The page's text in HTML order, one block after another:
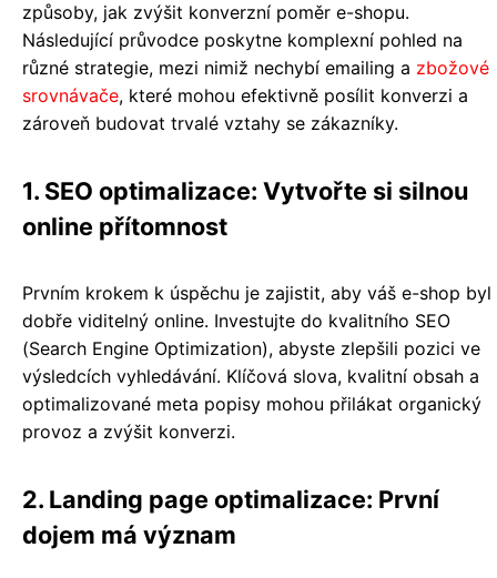
způsoby, jak zvýšit konverzní poměr e-shopu.
Následující průvodce poskytne komplexní pohled na
různé strategie, mezi nimiž nechybí emailing a zbožové
srovnávače, které mohou efektivně posílit konverzi a
zároveň budovat trvalé vztahy se zákazníky.
1. SEO optimalizace: Vytvořte si silnou
online přítomnost
Prvním krokem k úspěchu je zajistit, aby váš e-shop byl
dobře viditelný online. Investujte do kvalitního SEO
(Search Engine Optimization), abyste zlepšili pozici ve
výsledcích vyhledávání. Klíčová slova, kvalitní obsah a
optimalizované meta popisy mohou přilákat organický
provoz a zvýšit konverzi.
2. Landing page optimalizace: První
dojem má význam